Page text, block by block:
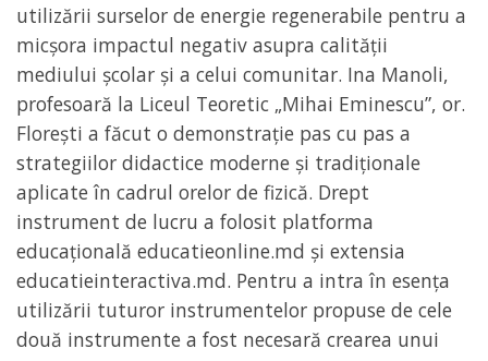
utilizării surselor de energie regenerabile pentru a
micșora impactul negativ asupra calității
mediului școlar și a celui comunitar. Ina Manoli,
profesoară la Liceul Teoretic „Mihai Eminescu”, or.
Floreşti a făcut o demonstrație pas cu pas a
strategiilor didactice moderne şi tradiţionale
aplicate în cadrul orelor de fizică. Drept
instrument de lucru a folosit platforma
educațională educatieonline.md și extensia
educatieinteractiva.md. Pentru a intra în esența
utilizării tuturor instrumentelor propuse de cele
două instrumente a fost necesară crearea unui